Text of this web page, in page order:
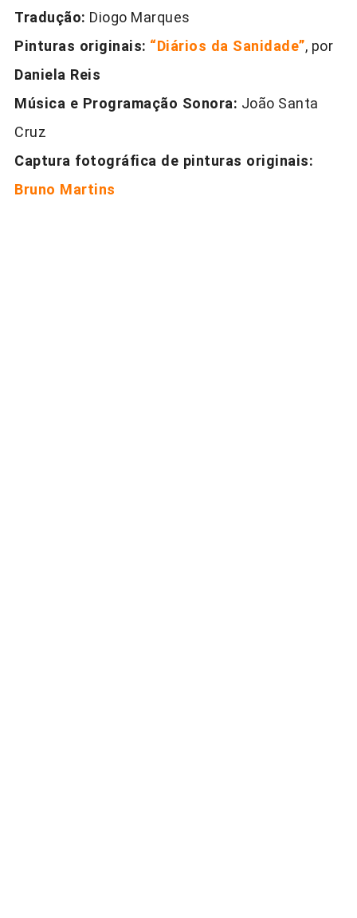
Tradução: Diogo Marques
Pinturas originais: “Diários da Sanidade”, por
Daniela Reis
Música e Programação Sonora: João Santa
Cruz
Captura fotográfica de pinturas originais:
Bruno Martins